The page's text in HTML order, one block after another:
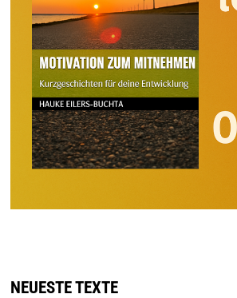
NEUESTE TEXTE